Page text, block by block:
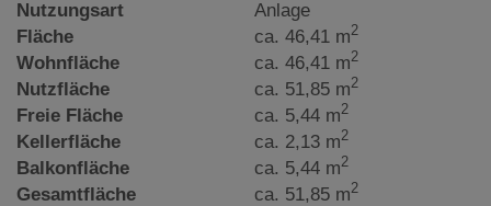
Nutzungsart
Anlage
Fläche
ca. 46,41 m2
Wohnfläche ca. 46,41 m2
Nutzfläche ca. 51,85 m2
Freie Fläche ca. 5,44 m2
Kellerfläche ca. 2,13 m2
Balkonfläche ca. 5,44 m2
Gesamtfläche ca. 51,85 m2